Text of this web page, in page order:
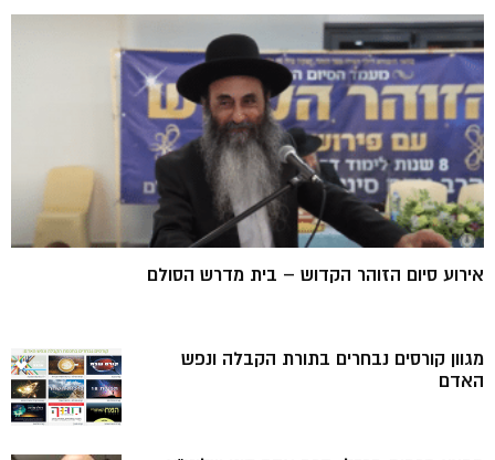
אירוע סיום הזוהר הקדוש – בית מדרש הסולם
מגוון קורסים נבחרים בתורת הקבלה ונפש
האדם